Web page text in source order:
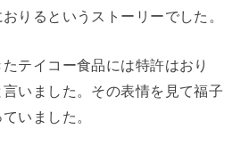
りるというストーリーでした。
テイコー食品には特許はおり
いました。その表情を見て福子
いました。